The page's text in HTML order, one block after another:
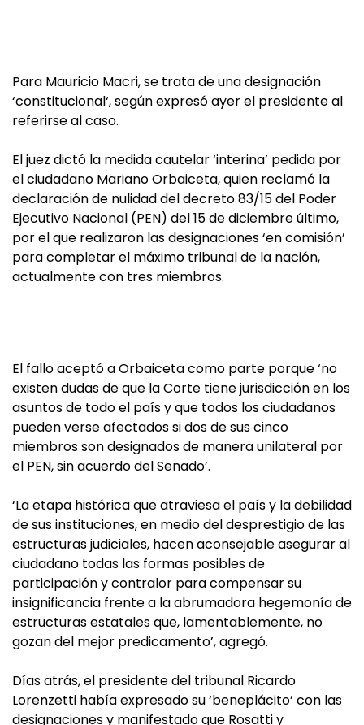
Para Mauricio Macri, se trata de una designación
‘constitucional‘, según expresó ayer el presidente al
referirse al caso.
El juez dictó la medida cautelar ‘interina’ pedida por
el ciudadano Mariano Orbaiceta, quien reclamó la
declaración de nulidad del decreto 83/15 del Poder
Ejecutivo Nacional (PEN) del 15 de diciembre último,
por el que realizaron las designaciones ‘en comisión’
para completar el máximo tribunal de la nación,
actualmente con tres miembros.
El fallo aceptó a Orbaiceta como parte porque ‘no
existen dudas de que la Corte tiene jurisdicción en los
asuntos de todo el país y que todos los ciudadanos
pueden verse afectados si dos de sus cinco
miembros son designados de manera unilateral por
el PEN, sin acuerdo del Senado’.
‘La etapa histórica que atraviesa el país y la debilidad
de sus instituciones, en medio del desprestigio de las
estructuras judiciales, hacen aconsejable asegurar al
ciudadano todas las formas posibles de
participación y contralor para compensar su
insignificancia frente a la abrumadora hegemonía de
estructuras estatales que, lamentablemente, no
gozan del mejor predicamento’, agregó.
Días atrás, el presidente del tribunal Ricardo
Lorenzetti había expresado su ‘beneplácito’ con las
designaciones y manifestado que Rosatti y